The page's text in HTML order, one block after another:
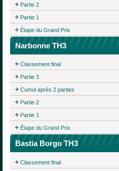
Partie 2
Partie 1
Étape du Grand Prix
Narbonne TH3
Classement final
Partie 3
Cumul après 2 parties
Partie 2
Partie 1
Étape du Grand Prix
Bastia Borgo TH3
Classement final